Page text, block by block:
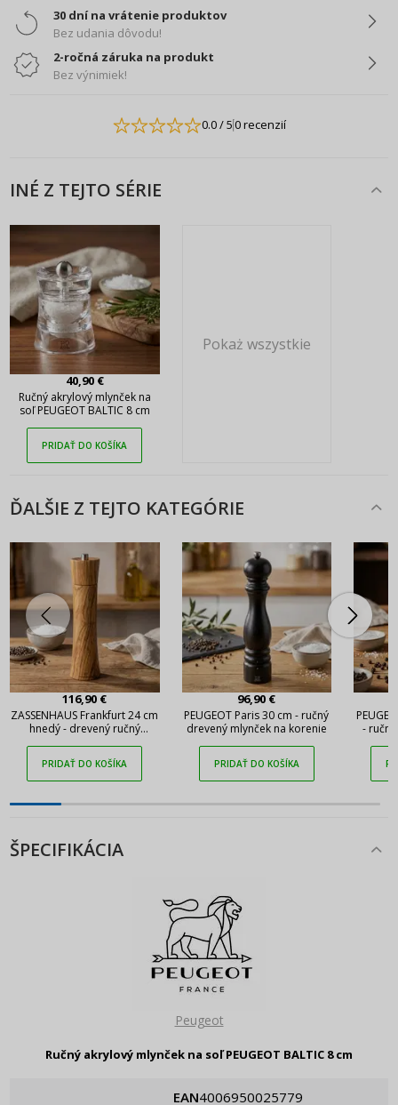
30 dní na vrátenie produktov
Bez udania dôvodu!
2-ročná záruka na produkt
Bez výnimiek!
0.0/ 50 recenzií
INÉ Z TEJTO SÉRIE
40,90 €
Ručný akrylový mlynček na
soľ PEUGEOT BALTIC 8 cm
PRIDAŤ DO KOŠÍKA
Pokaż wszystkie
ĎALŠIE Z TEJTO KATEGÓRIE
116,90 €
ZASSENHAUS Frankfurt 24 cm
hnedý - drevený ručný
PRIDAŤ DO KOŠÍKA
96,90 €
PEUGEOT Paris 30 cm - ručný
drevený mlynček na korenie
PRIDAŤ DO KOŠÍKA
-
ŠPECIFIKÁCIA
Peugeot
Ručný akrylový mlynček na soľ PEUGEOT BALTIC 8 cm
EAN 4006950025779